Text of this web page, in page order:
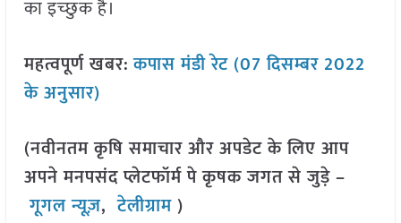
का इच्‍छुक है।
महत्वपूर्ण खबर:कपास मंडी रेट (07 दिसम्बर 2022
के अनुसार)
(नवीनतम कृषि समाचार और अपडेट के लिए आप
अपने मनपसंद प्लेटफॉर्म पे कृषक जगत से जुड़े –
गूगल न्यूज़,टेलीग्राम )